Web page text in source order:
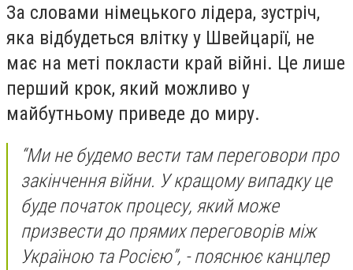
За словами німецького лідера, зустріч,
яка відбудеться влітку у Швейцарії, не
має на меті покласти край війні. Це лише
перший крок, який можливо у
майбутньому приведе до миру.
“Ми не будемо вести там переговори про
закінчення війни. У кращому випадку це
буде початок процесу, який може
призвести до прямих переговорів між
Україною та Росією”, - пояснює канцлер